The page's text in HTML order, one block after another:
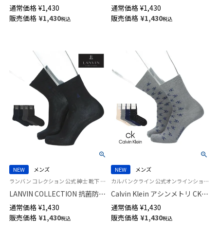
糸 総メッシュ 抗菌防臭 クルー
丈 ビジネス ソックス メンズ
02402040
通常価格 ¥1,430
販売価格 ¥1,430税込
ビジネス ソックス アールデコ
リンクス クルー丈 メンズ
02402039
通常価格 ¥1,430
販売価格 ¥1,430税込
NEW
メンズ
ランバン コレクション 公式 紳士 靴下 男性
LANVIN COLLECTION 抗菌防臭
消臭加工 ビジネス ソックス リ
ンクスストライプ ミドル丈 メ
ンズ 02402038
通常価格 ¥1,430
販売価格 ¥1,430税込
NEW
メンズ
カルバンクライン 公式オンラインショップ 紳士 靴下 男性
Calvin Klein アシンメトリ CK
ロゴカット ミドル丈 カジュア
ル ソックス メンズ 02542278
通常価格 ¥1,430
販売価格 ¥1,430税込